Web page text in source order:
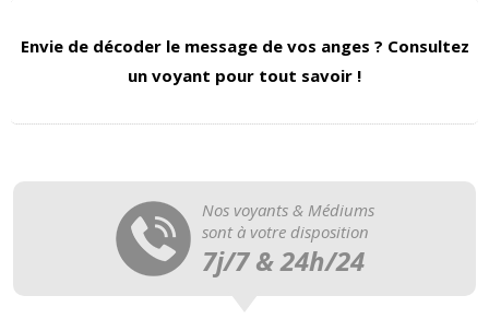
Envie de décoder le message de vos anges ? Consultez
un voyant pour tout savoir !
Nos voyants & Médiums
sont à votre disposition
7j/7 & 24h/24